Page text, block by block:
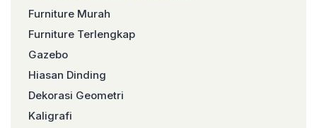
Furniture Murah
Furniture Terlengkap
Gazebo
Hiasan Dinding
Dekorasi Geometri
Kaligrafi